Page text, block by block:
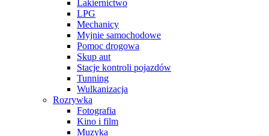
Lakiernictwo
LPG
Mechanicy
Myjnie samochodowe
Pomoc drogowa
Skup aut
Stacje kontroli pojazdów
Tunning
Wulkanizacja
Rozrywka
Fotografia
Kino i film
Muzyka